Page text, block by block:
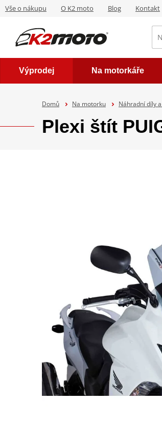
Vše o nákupu O K2 moto Blog Kontakt
Výprodej Na motorkáře
Domů Na motorku Náhradní díly
Plexi štít